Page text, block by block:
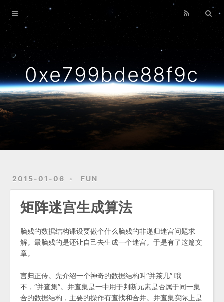
0xe799bde88f9c
2015-01-06 FUN
矩阵迷宫生成算法
脑残的数据结构课设要做个什么脑残的非递归迷宫问题求
解。最脑残的是还让自己去生成一个迷宫。于是有了这篇文
章。
言归正传。先介绍一个神奇的数据结构叫“并茶几” 哦
不，“并查集”。并查集是一中用于判断元素是否属于同一集
合的数据结构，主要的操作有查找和合并。并查集实际上是
Home